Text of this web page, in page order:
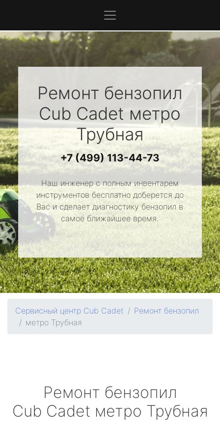
Ремонт бензопил
Cub Cadet метро
Трубная
+7 (499) 113-44-73
Наш инженер с полным инвентарем
инструментов бесплатно доберется до
Вас и сделает диагностику бензопил в
самое ближайшее время.
Сервисный центр Cub Cadet
Ремонт бензопил
метро Трубная
Ремонт бензопил
Cub Cadet метро Трубная